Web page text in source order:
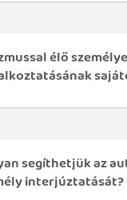
élő
segíthetjük az
interjúztatását?